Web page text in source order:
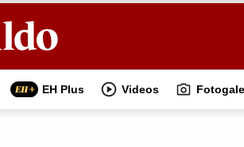
EH Plus Videos